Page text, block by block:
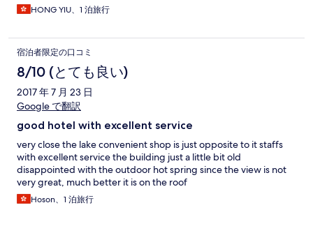
HONG YIU、1 泊旅行
宿泊者限定の口コミ
8/10 (とても良い)
2017 年 7 月 23 日
Google で翻訳
good hotel with excellent service
very close the lake convenient shop is just opposite to it staffs
with excellent service the building just a little bit old
disappointed with the outdoor hot spring since the view is not
very great, much better it is on the roof
Hoson、1 泊旅行